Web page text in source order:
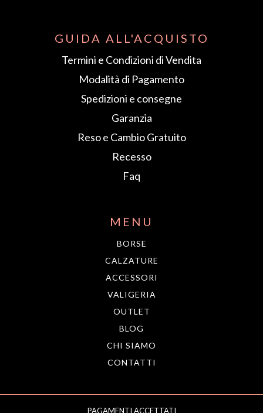
GUIDA ALL'ACQUISTO
Termini e Condizioni di Vendita
Modalità di Pagamento
Spedizioni e consegne
Garanzia
Reso e Cambio Gratuito
Recesso
Faq
MENU
BORSE
CALZATURE
ACCESSORI
VALIGERIA
OUTLET
BLOG
CHI SIAMO
CONTATTI
PAGAMENTI ACCETTATI